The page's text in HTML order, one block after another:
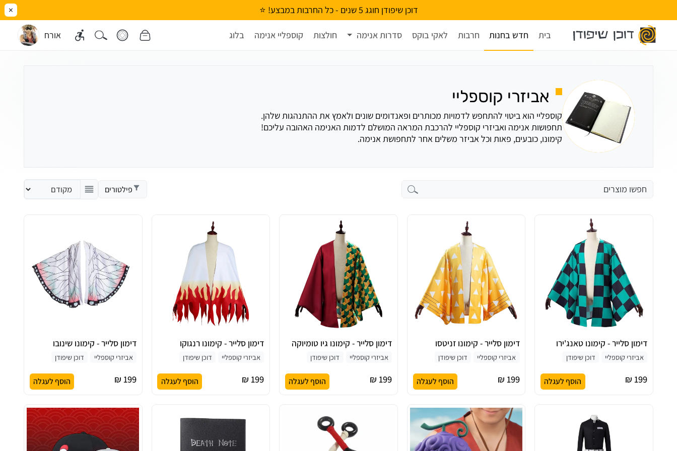
דוכן שיפודן חוגג 5 שנים - כל החרבות במבצע! ⭐ ×
בית חדש בחנות חרבות לאקי בוקס סדרות אנימה חולצות קוספליי אנימה בלוג אורח
אביזרי קוספליי
קימונו, כובעים, פאות וכל אביזר משלים אחר לתחפושת אנימה.
פילטורים
דימון סלייר - קימונו טאנג'ירו
אביזרי קוספליי דוכן שיפודן
199 ₪ הוסף לעגלה
דימון סלייר - קימונו זניטסו
אביזרי קוספליי דוכן שיפודן
199 ₪ הוסף לעגלה
דימון סלייר - קימונו גיו טומיוקה
אביזרי קוספליי דוכן שיפודן
199 ₪ הוסף לעגלה
דימון סלייר - קימונו רנגוקו
אביזרי קוספליי דוכן שיפודן
199 ₪ הוסף לעגלה
דימון סלייר - קימונו שינובו
אביזרי קוספליי דוכן שיפודן
199 ₪ הוסף לעגלה